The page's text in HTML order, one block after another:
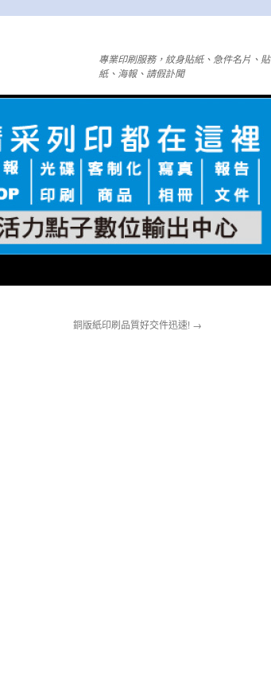
專業印刷服務，紋身貼紙、急件名片、貼
紙、海報、請假訃聞
銅版紙印刷品質好交件迅速! →